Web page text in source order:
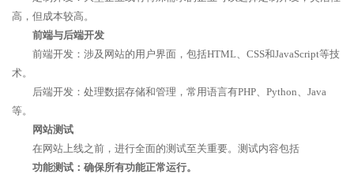
高，但成本较高。
前端与后端开发
前端开发：涉及网站的用户界面，包括HTML、CSS和JavaScript等技
术。
后端开发：处理数据存储和管理，常用语言有PHP、Python、Java
等。
网站测试
在网站上线之前，进行全面的测试至关重要。测试内容包括
功能测试：确保所有功能正常运行。